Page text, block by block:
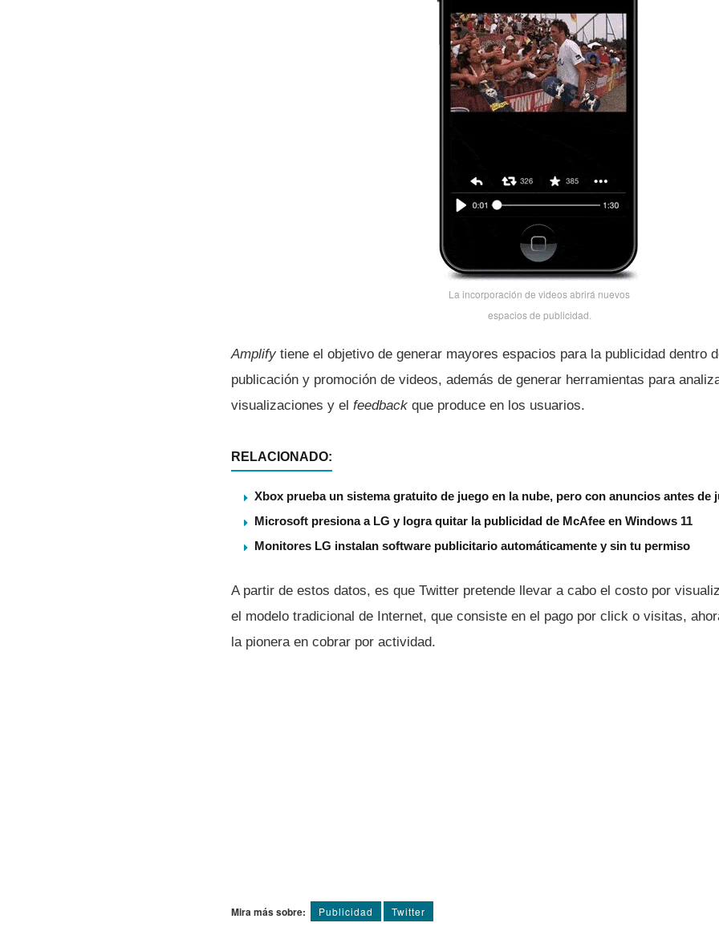
La incorporación de videos abrirá nuevos
espacios de publicidad.
Amplify tiene el objetivo de generar mayores espacios para la publicidad dentro
publicación y promoción de videos, además de generar herramientas para
visualizaciones y el feedback que produce en los usuarios.
RELACIONADO:
Xbox prueba un sistema gratuito de juego en la nube, pero con anuncios antes de
Microsoft presiona a LG y logra quitar la publicidad de McAfee en Windows 11
Monitores LG instalan software publicitario automáticamente y sin tu permiso
A partir de estos datos, es que Twitter pretende llevar a cabo el costo por
el modelo tradicional de Internet, que consiste en el pago por click o visitas,
la pionera en cobrar por actividad.
Mira más sobre: Publicidad Twitter